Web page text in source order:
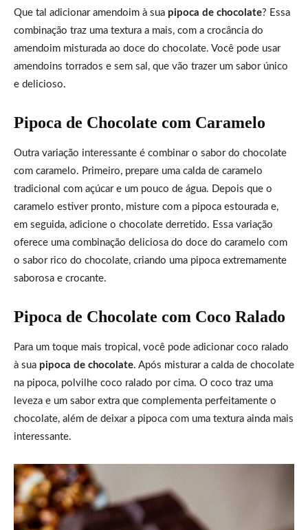
Que tal adicionar amendoim à sua pipoca de chocolate? Essa
combinação traz uma textura a mais, com a crocância do
amendoim misturada ao doce do chocolate. Você pode usar
amendoins torrados e sem sal, que vão trazer um sabor único
e delicioso.
Pipoca de Chocolate com Caramelo
Outra variação interessante é combinar o sabor do chocolate
com caramelo. Primeiro, prepare uma calda de caramelo
tradicional com açúcar e um pouco de água. Depois que o
caramelo estiver pronto, misture com a pipoca estourada e,
em seguida, adicione o chocolate derretido. Essa variação
oferece uma combinação deliciosa do doce do caramelo com
o sabor rico do chocolate, criando uma pipoca extremamente
saborosa e crocante.
Pipoca de Chocolate com Coco Ralado
Para um toque mais tropical, você pode adicionar coco ralado
à sua pipoca de chocolate. Após misturar a calda de chocolate
na pipoca, polvilhe coco ralado por cima. O coco traz uma
leveza e um sabor extra que complementa perfeitamente o
chocolate, além de deixar a pipoca com uma textura ainda mais
interessante.